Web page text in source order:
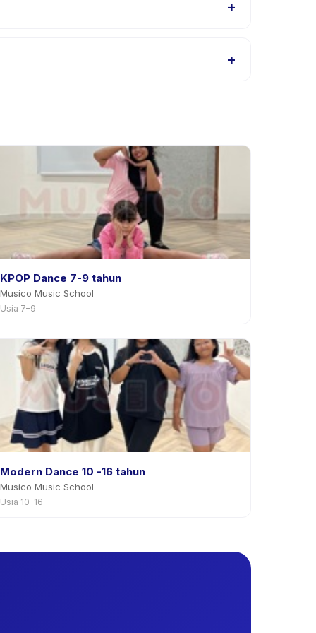
+
+
KPOP Dance 7-9 tahun
Musico Music School
Usia 7–9
Modern Dance 10 -16 tahun
Musico Music School
Usia 10–16